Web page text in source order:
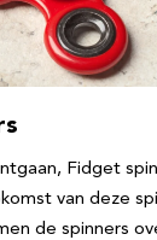
Fidget
van deze
de spinners